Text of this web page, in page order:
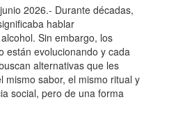
2026.- Durante décadas,
hablar
Sin embargo, los
están evolucionando y cada
alternativas que les
mismo sabor, el mismo ritual y
social, pero de una forma